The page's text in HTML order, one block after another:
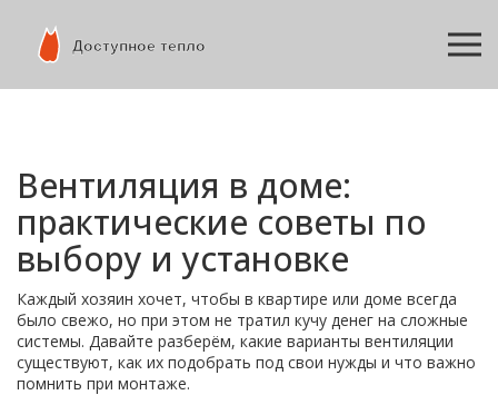
Вентиляция в доме:
практические советы по
выбору и установке
Каждый хозяин хочет, чтобы в квартире или доме всегда
было свежо, но при этом не тратил кучу денег на сложные
системы. Давайте разберём, какие варианты вентиляции
существуют, как их подобрать под свои нужды и что важно
помнить при монтаже.